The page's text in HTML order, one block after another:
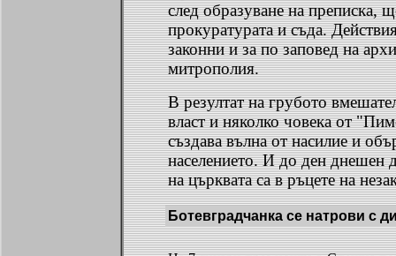
след образуване на преписка,
прокуратурата и съда.
законни и за по заповед на
митрополия.
В резултат на грубото
власт и няколко човека от
създава вълна от насилие и
населението. И до ден днешен
на църквата са в ръцете на
Ботевградчанка се натрови с